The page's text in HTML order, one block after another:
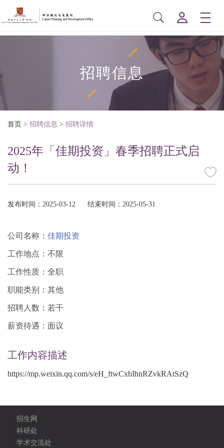
招聘信息
首页 > 招聘信息 > 招聘详情
2025年「佳期投资」春季招聘正式启
动！
发布时间：2025-03-12 结束时间：2025-05-31
公司名称： 佳期投资
工作地点：不限
工作性质：全职
职能类别：其他
招聘人数：若干
薪资待遇：面议
工作内容描述
https://mp.weixin.qq.com/s/eH_ftwCxbIhnRZvkRAtSzQ
招生网
科研处
学术交流处